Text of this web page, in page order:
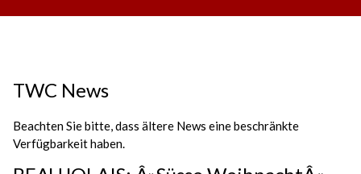
TWC News
Beachten Sie bitte, dass ältere News eine beschränkte
Verfügbarkeit haben.